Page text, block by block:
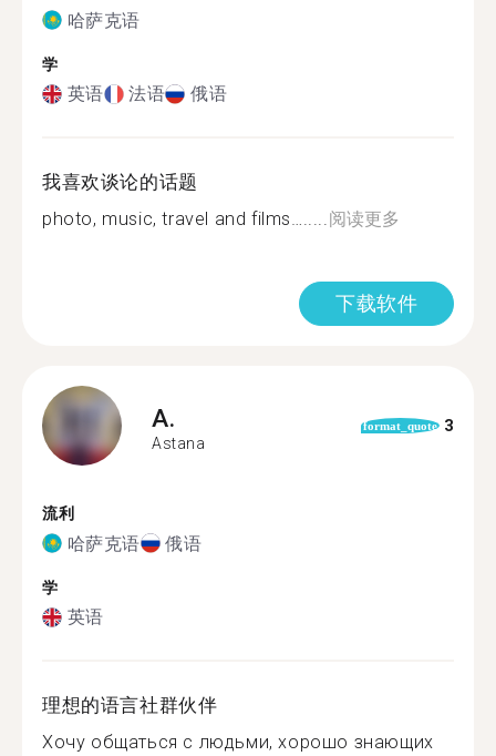
哈萨克语
学
英语 法语 俄语
我喜欢谈论的话题
photo, music, travel and films….....阅读更多
下载软件
A.
Astana
format_quote 3
流利
哈萨克语 俄语
学
英语
理想的语言社群伙伴
Хочу общаться с людьми, хорошо знающих